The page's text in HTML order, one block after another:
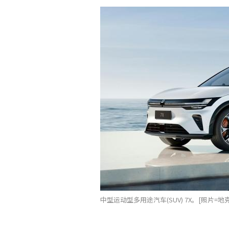
中型运动型多用途汽车(SUV) 7X。[照片=地